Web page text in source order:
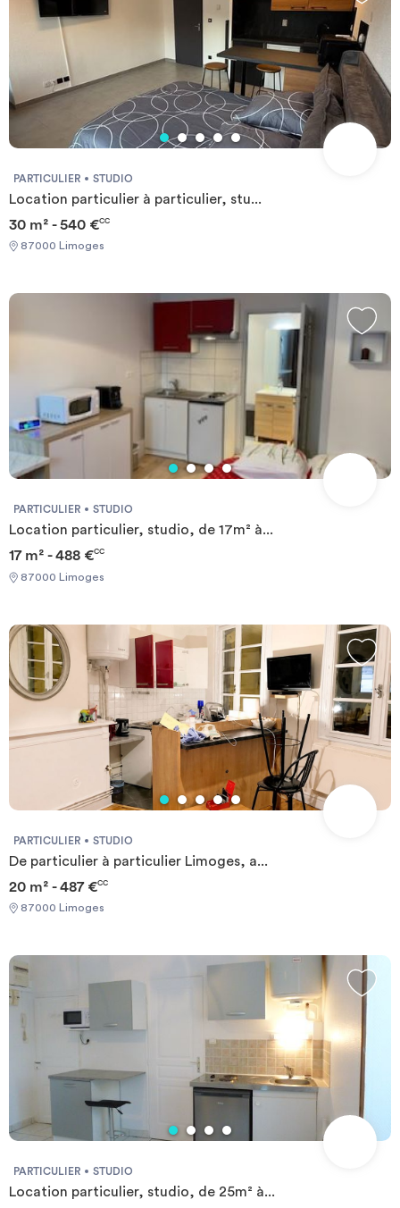
PARTICULIER STUDIO
Location particulier à particulier, stu...
30 m² - 540 €CC
87000 Limoges
PARTICULIER STUDIO
Location particulier, studio, de 17m² à...
17 m² - 488 €CC
87000 Limoges
PARTICULIER STUDIO
De particulier à particulier Limoges, a...
20 m² - 487 €CC
87000 Limoges
PARTICULIER STUDIO
Location particulier, studio, de 25m² à...